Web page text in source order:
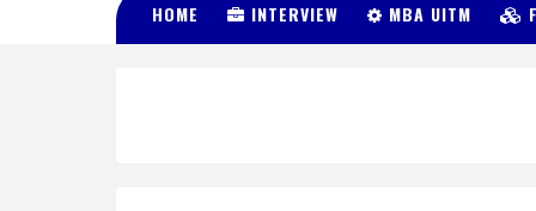
HOME INTERVIEW MBA UITM